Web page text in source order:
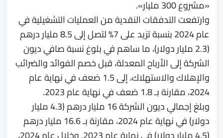
«مشروع 300 مليار».
وارتفعت التدفقات النقدية من العمليات التشغيلية في
عام 2024 بنسبة تزيد على 7% لتصل إلى 8.5 مليار درهم
(2.3 مليار دولار)، ما ساهم في بلوغ نسبة صافي ديون
الشركة إلى الأرباح المعدلة، قبل خصم الفوائد والضرائب
والإهلاك والاستهلاك، إلى 1.5 ضعف في نهاية عام
2024، مقارنة بـ 1.8 ضعف في نهاية عام 2023.
وبلغ إجمالي ديون الشركة 16 مليار درهم (4.3 مليار
دولار) في نهاية عام 2024، مقارنة بـ 16.6 مليار درهم